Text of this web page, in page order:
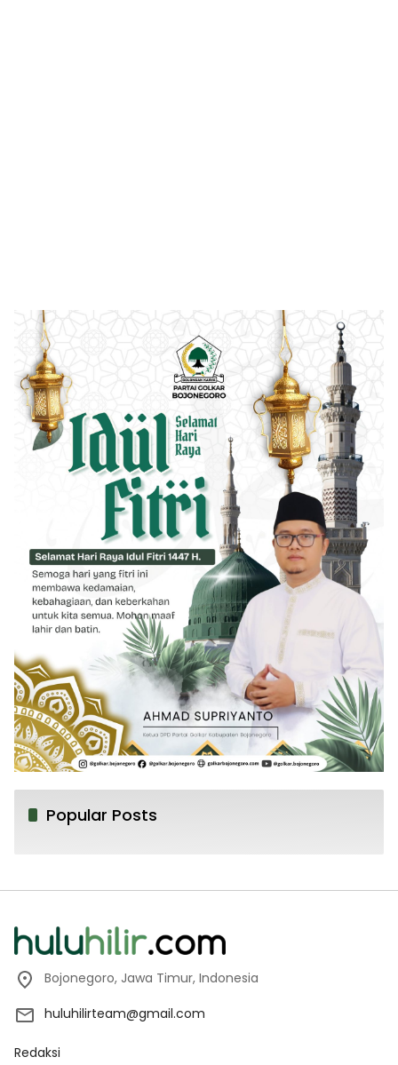
Popular Posts
Bojonegoro, Jawa Timur, Indonesia
huluhilirteam@gmail.com
Redaksi